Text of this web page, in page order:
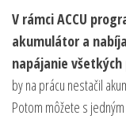
V rámci ACCU
akumulátor a
napájanie
by na prácu nestačil
Potom môžete s